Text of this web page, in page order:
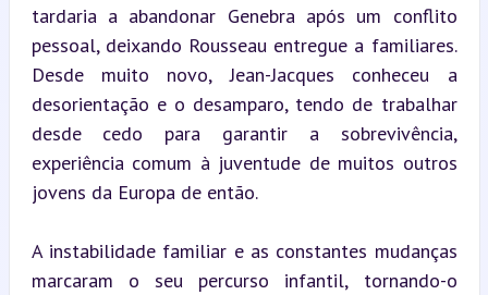
tardaria a abandonar Genebra após um conflito
pessoal, deixando Rousseau entregue a familiares.
Desde muito novo, Jean-Jacques conheceu a
desorientação e o desamparo, tendo de trabalhar
desde cedo para garantir a sobrevivência,
experiência comum à juventude de muitos outros
jovens da Europa de então.
A instabilidade familiar e as constantes mudanças
marcaram o seu percurso infantil, tornando-o